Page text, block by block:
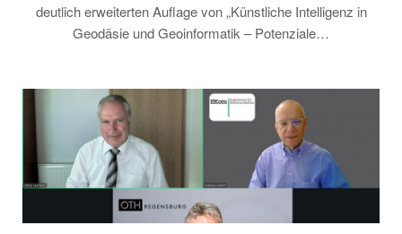
deutlich erweiterten Auflage von „Künstliche Intelligenz in
Geodäsie und Geoinformatik – Potenziale…